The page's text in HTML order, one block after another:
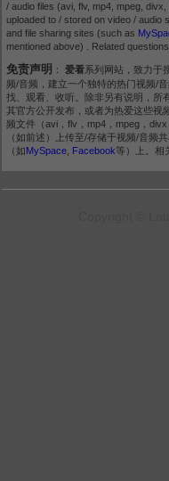
/ audio files (avi, flv, mp4, mpeg,
uploaded to / stored on video / audio
and file sharing sites (such as
mentioned above) . Related
免责声明 ： 爱看系列网站，致力于
频/音频，建立一个独特的热门视频/
找、观看、收听。除非另有说明，所
其官方公开发布，或者为热爱这些视
频文件（avi，flv，mp4，mpeg，
（如前述）上传至/存储于视频/音频
（如MySpace Facebook等）上。相